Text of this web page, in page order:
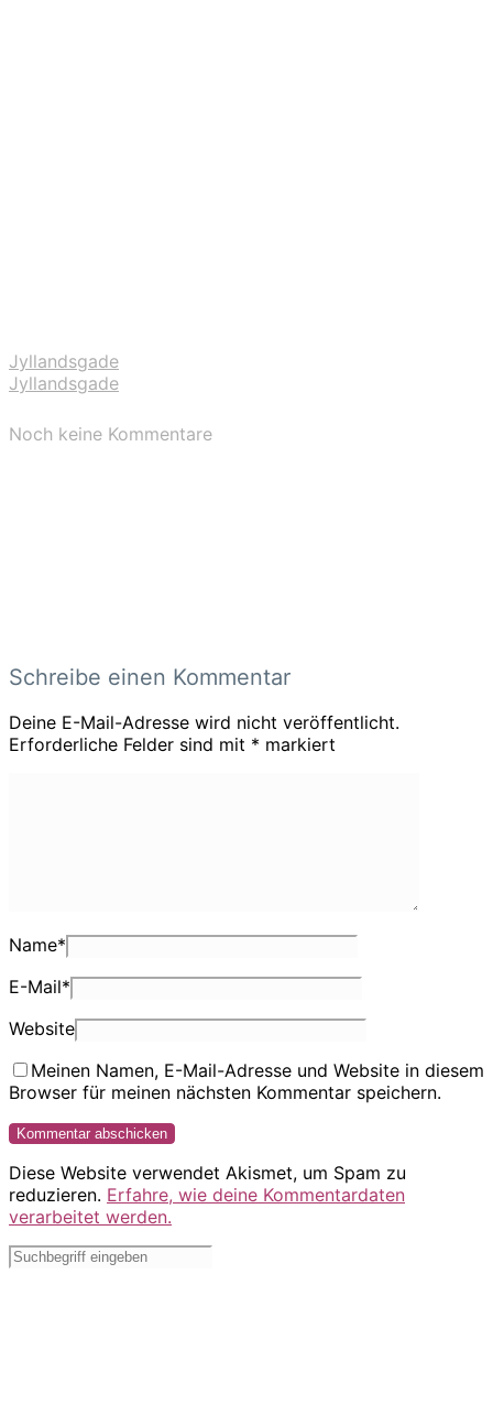
Jyllandsgade
Jyllandsgade
Noch keine Kommentare
Schreibe einen Kommentar
Deine E-Mail-Adresse wird nicht veröffentlicht.
Erforderliche Felder sind mit * markiert
Name*
E-Mail*
Website
Meinen Namen, E-Mail-Adresse und Website in diesem
Browser für meinen nächsten Kommentar speichern.
Diese Website verwendet Akismet, um Spam zu
reduzieren. Erfahre, wie deine Kommentardaten
verarbeitet werden.